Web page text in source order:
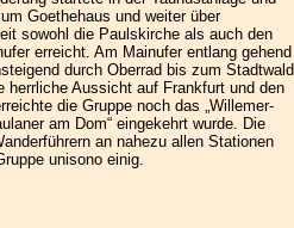
Goethehaus und weiter über
sowohl die Paulskirche als auch den
erreicht. Am Mainufer entlang gehend
durch Oberrad bis zum Stadtwald
herrliche Aussicht auf Frankfurt und den
die Gruppe noch das „Willemer-
am Dom“ eingekehrt wurde. Die
an nahezu allen Stationen
unisono einig.